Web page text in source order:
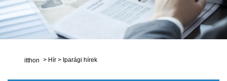
itthon > Hír > Iparági hírek